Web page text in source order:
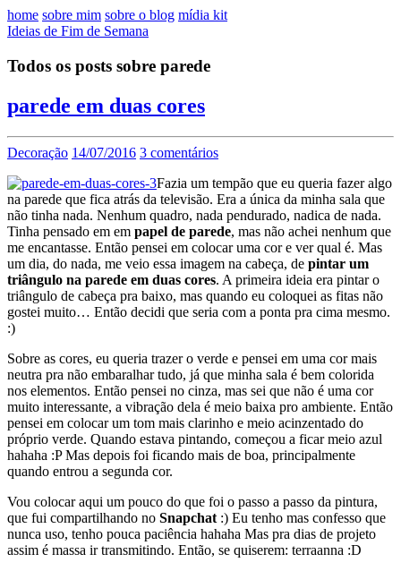
home sobre mim sobre o blog mídia kit
Ideias de Fim de Semana
Todos os posts sobre parede
parede em duas cores
Decoração 14/07/2016 3 comentários
Fazia um tempão que eu queria fazer algo
na parede que fica atrás da televisão. Era a única da minha sala que
não tinha nada. Nenhum quadro, nada pendurado, nadica de nada.
Tinha pensado em em papel de parede, mas não achei nenhum que
me encantasse. Então pensei em colocar uma cor e ver qual é. Mas
um dia, do nada, me veio essa imagem na cabeça, de pintar um
triângulo na parede em duas cores. A primeira ideia era pintar o
triângulo de cabeça pra baixo, mas quando eu coloquei as fitas não
gostei muito… Então decidi que seria com a ponta pra cima mesmo.
:)
Sobre as cores, eu queria trazer o verde e pensei em uma cor mais
neutra pra não embaralhar tudo, já que minha sala é bem colorida
nos elementos. Então pensei no cinza, mas sei que não é uma cor
muito interessante, a vibração dela é meio baixa pro ambiente. Então
pensei em colocar um tom mais clarinho e meio acinzentado do
próprio verde. Quando estava pintando, começou a ficar meio azul
hahaha :P Mas depois foi ficando mais de boa, principalmente
quando entrou a segunda cor.
Vou colocar aqui um pouco do que foi o passo a passo da pintura,
que fui compartilhando no Snapchat :) Eu tenho mas confesso que
nunca uso, tenho pouca paciência hahaha Mas pra dias de projeto
assim é massa ir transmitindo. Então, se quiserem: terraanna :D